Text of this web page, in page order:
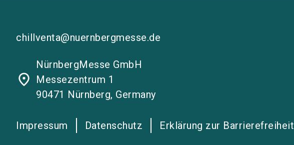
chillventa@nuernbergmesse.de
place
NürnbergMesse GmbH
Messezentrum 1
90471 Nürnberg, Germany
Impressum Datenschutz Erklärung zur Barrierefreiheit